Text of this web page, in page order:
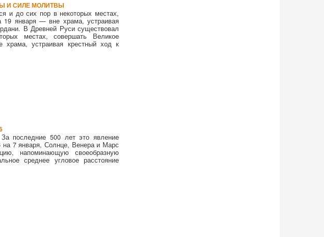
И СИЛЕ МОЛИТВЫ
и до сих пор в некоторых местах,
19 января — вне храма, устраивая
В Древней Руси существовал
местах, совершать Великое
устраивая крестный ход к
последние 500 лет это явление
на 7 января, Солнце, Венера и Марс
напоминающую своеобразную
среднее угловое расстояние